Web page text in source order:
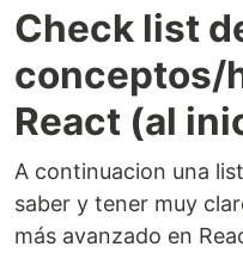
Check list
conceptos/
React (al
A continuacion una
saber y tener muy
más avanzado en